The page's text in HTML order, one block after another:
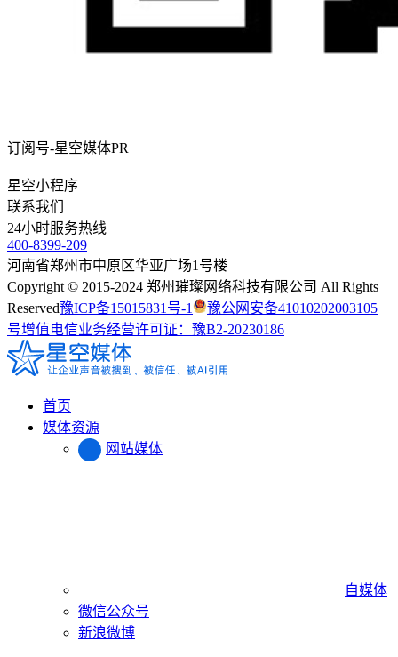
订阅号-星空媒体PR
星空小程序
联系我们
24小时服务热线
400-8399-209
河南省郑州市中原区华亚广场1号楼
Copyright © 2015-2024 郑州璀璨网络科技有限公司 All Rights
Reserved豫ICP备15015831号-1
豫公网安备41010202003105
号增值电信业务经营许可证：豫B2-20230186
首页
媒体资源
网站媒体
自媒体
微信公众号
新浪微博